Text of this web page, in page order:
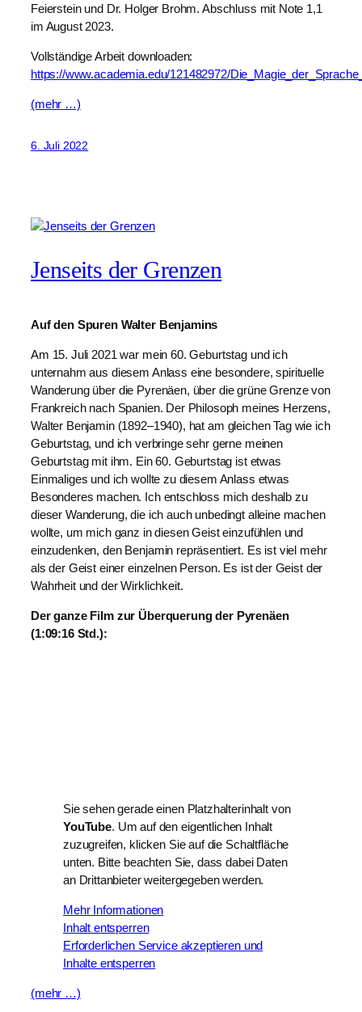
Feierstein und Dr. Holger Brohm. Abschluss mit Note 1,1
im August 2023.
Vollständige Arbeit downloaden:
https://www.academia.edu/121482972/
(mehr …)
6. Juli 2022
Jenseits der Grenzen
Auf den Spuren Walter Benjamins
Am 15. Juli 2021 war mein 60. Geburtstag und ich
unternahm aus diesem Anlass eine besondere, spirituelle
Wanderung über die Pyrenäen, über die grüne Grenze von
Frankreich nach Spanien. Der Philosoph meines Herzens,
Walter Benjamin (1892–1940), hat am gleichen Tag wie ich
Geburtstag, und ich verbringe sehr gerne meinen
Geburtstag mit ihm. Ein 60. Geburtstag ist etwas
Einmaliges und ich wollte zu diesem Anlass etwas
Besonderes machen. Ich entschloss mich deshalb zu
dieser Wanderung, die ich auch unbedingt alleine machen
wollte, um mich ganz in diesen Geist einzufühlen und
einzudenken, den Benjamin repräsentiert. Es ist viel mehr
als der Geist einer einzelnen Person. Es ist der Geist der
Wahrheit und der Wirklichkeit.
Der ganze Film zur Überquerung der Pyrenäen
(1:09:16 Std.):
Sie sehen gerade einen Platzhalterinhalt von
YouTube. Um auf den eigentlichen Inhalt
zuzugreifen, klicken Sie auf die Schaltfläche
unten. Bitte beachten Sie, dass dabei Daten
an Drittanbieter weitergegeben werden.
Mehr Informationen
Inhalt entsperren
Erforderlichen Service akzeptieren und
Inhalte entsperren
(mehr …)